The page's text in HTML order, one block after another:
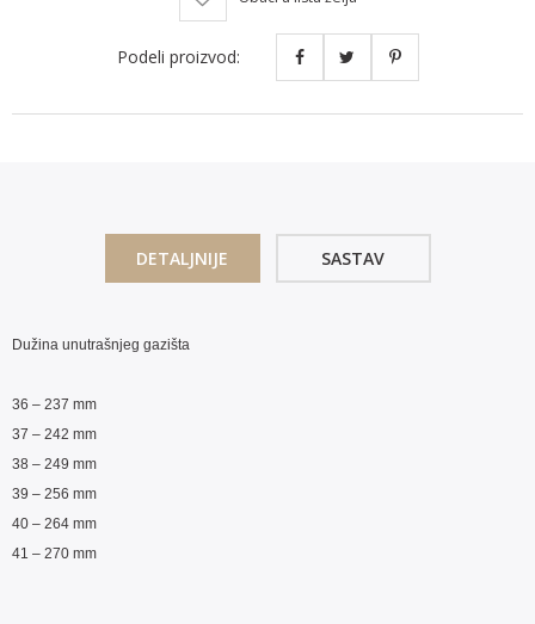
Podeli proizvod:
DETALJNIJE SASTAV
Dužina unutrašnjeg gazišta
36 – 237 mm
37 – 242 mm
38 – 249 mm
39 – 256 mm
40 – 264 mm
41 – 270 mm